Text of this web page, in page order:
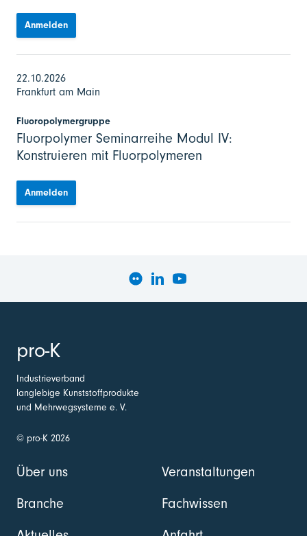
Anmelden
22.10.2026
Frankfurt am Main
Fluoropolymergruppe
Fluorpolymer Seminarreihe Modul IV:
Konstruieren mit Fluorpolymeren
Anmelden
pro-K
Industrieverband
langlebige Kunststoffprodukte
und Mehrwegsysteme e. V.
© pro-K 2026
Über uns
Branche
Veranstaltungen
Fachwissen